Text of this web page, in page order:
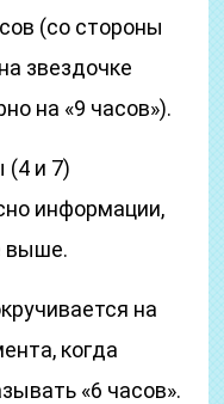
(со стороны
звездочке
на «9 часов»).
и 7)
информации,
выше.
на
когда
«6 часов».